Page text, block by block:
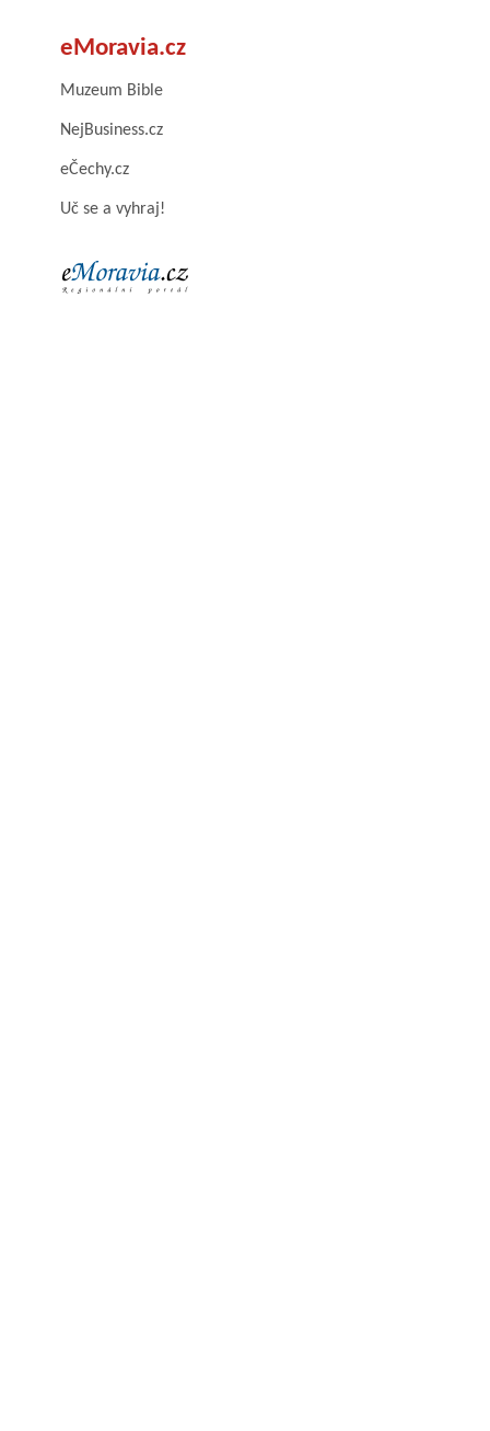
eMoravia.cz
Muzeum Bible
NejBusiness.cz
eČechy.cz
Uč se a vyhraj!